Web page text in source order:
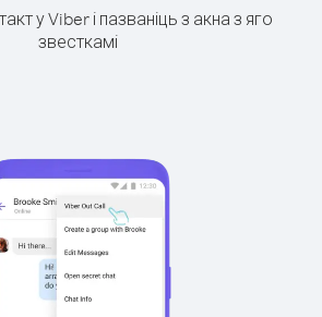
у Viber і пазваніць з акна з яго
звесткамі